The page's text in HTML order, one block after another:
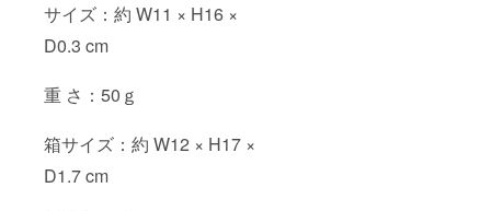
サイズ：約 W11 × H16 ×
D0.3 cm
重 さ：50ｇ
箱サイズ：約 W12 × H17 ×
D1.7 cm